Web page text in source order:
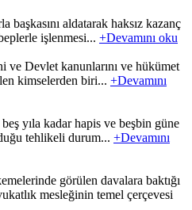
aldatarak haksız kazanç
işlenmesi... +Devamını oku
ve Devlet kanunlarını ve hükümet
kimselerden biri... +Devamını
yıla kadar hapis ve beşbin güne
tehlikeli durum... +Devamını
görülen davalara baktığı
mesleğinin temel çerçevesi